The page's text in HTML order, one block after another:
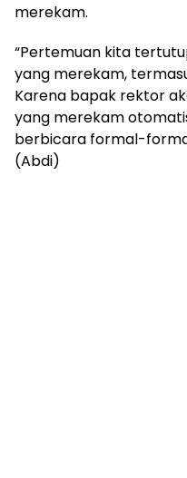
merekam.
“Pertemuan kita
yang merekam,
Karena bapak rektor
yang merekam
berbicara formal-
(Abdi)